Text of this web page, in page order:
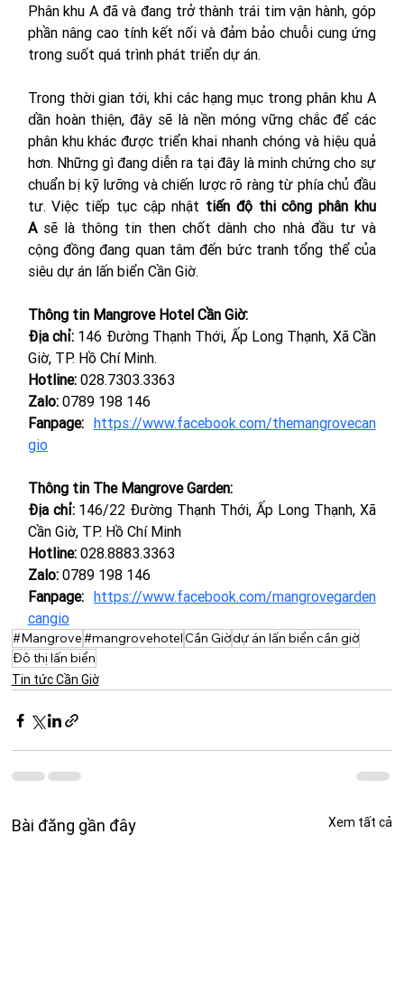
Phân khu A đã và đang trở thành trái tim vận hành, góp
phần nâng cao tính kết nối và đảm bảo chuỗi cung ứng
trong suốt quá trình phát triển dự án.
Trong thời gian tới, khi các hạng mục trong phân khu A
dần hoàn thiện, đây sẽ là nền móng vững chắc để các
phân khu khác được triển khai nhanh chóng và hiệu quả
hơn. Những gì đang diễn ra tại đây là minh chứng cho sự
chuẩn bị kỹ lưỡng và chiến lược rõ ràng từ phía chủ đầu
tư. Việc tiếp tục cập nhật tiến độ thi công phân khu
A sẽ là thông tin then chốt dành cho nhà đầu tư và
cộng đồng đang quan tâm đến bức tranh tổng thể của
siêu dự án lấn biển Cần Giờ.
Thông tin Mangrove Hotel Cần Giờ:
Địa chỉ: 146 Đường Thạnh Thới, Ấp Long Thạnh, Xã Cần
Giờ, TP. Hồ Chí Minh.
Hotline: 028.7303.3363
Zalo: 0789 198 146
Fanpage: https://www.facebook.com/themangrovecan
gio
Thông tin The Mangrove Garden:
Địa chỉ: 146/22 Đường Thạnh Thới, Ấp Long Thạnh, Xã
Cần Giờ, TP. Hồ Chí Minh
Hotline: 028.8883.3363
Zalo: 0789 198 146
Fanpage: https://www.facebook.com/mangrovegarden
cangio
#Mangrove#mangrovehotelCần Giờdự án lấn biển cần giờ
Đô thị lấn biển
Tin tức Cần Giờ
Bài đăng gần đây Xem tất cả